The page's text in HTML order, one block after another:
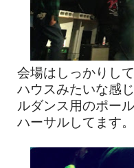
会場はしっかりし
ハウスみたいな感
ルダンス用のポー
ハーサルしてます。